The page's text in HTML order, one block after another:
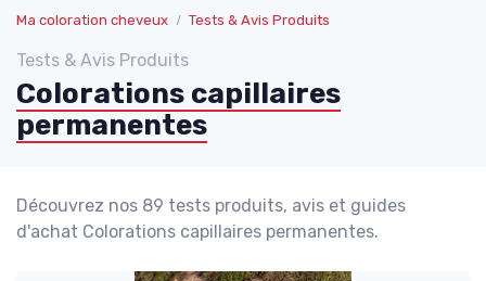
Ma coloration cheveux Tests & Avis Produits
Tests & Avis Produits
Colorations capillaires
permanentes
Découvrez nos 89 tests produits, avis et guides
d'achat Colorations capillaires permanentes.